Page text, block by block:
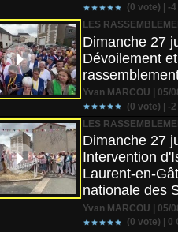
(0 vote) | -4
LES
Dimanche 27
Dévoilement
Yvan MARCOU | 05/
(0 vote) | -2
LES
Dimanche 27
Intervention
Laurent-en-
nationale des
Yvan MARCOU | 05/
(0 vote) | 0